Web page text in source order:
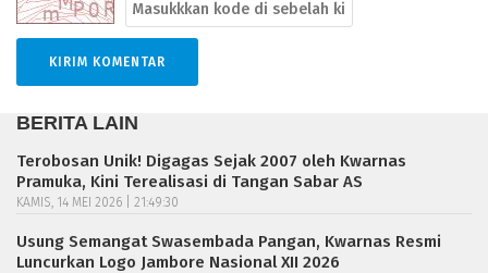
BERITA LAIN
Terobosan Unik! Digagas Sejak 2007 oleh Kwarnas
Pramuka, Kini Terealisasi di Tangan Sabar AS
KAMIS, 14 MEI 2026 | 21:49:30
Usung Semangat Swasembada Pangan, Kwarnas Resmi
Luncurkan Logo Jambore Nasional XII 2026